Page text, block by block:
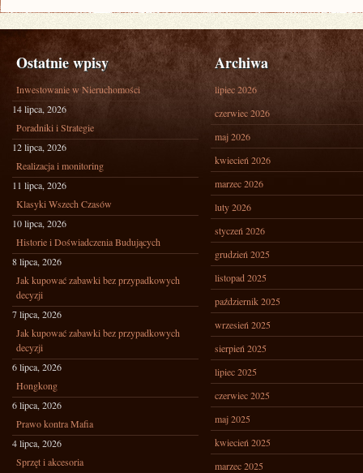
Ostatnie wpisy
Inwestowanie w Nieruchomości
14 lipca, 2026
Poradniki i Strategie
12 lipca, 2026
Realizacja i monitoring
11 lipca, 2026
Klasyki Wszech Czasów
10 lipca, 2026
Historie i Doświadczenia Budujących
8 lipca, 2026
Jak kupować zabawki bez przypadkowych
decyzji
7 lipca, 2026
Jak kupować zabawki bez przypadkowych
decyzji
6 lipca, 2026
Hongkong
6 lipca, 2026
Prawo kontra Mafia
4 lipca, 2026
Sprzęt i akcesoria
Archiwa
lipiec 2026
czerwiec 2026
maj 2026
kwiecień 2026
marzec 2026
luty 2026
styczeń 2026
grudzień 2025
listopad 2025
październik 2025
wrzesień 2025
sierpień 2025
lipiec 2025
czerwiec 2025
maj 2025
kwiecień 2025
marzec 2025